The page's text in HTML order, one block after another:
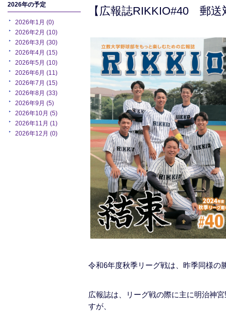
2026年の予定
2026年1月 (0)
2026年2月 (10)
2026年3月 (30)
2026年4月 (15)
2026年5月 (10)
2026年6月 (11)
2026年7月 (15)
2026年8月 (33)
2026年9月 (5)
2026年10月 (5)
2026年11月 (1)
2026年12月 (0)
【広報誌RIKKIO#40 郵
令和6年度秋季リーグ戦は、昨季同様の
広報誌は、リーグ戦の際に主に明治神
すが、